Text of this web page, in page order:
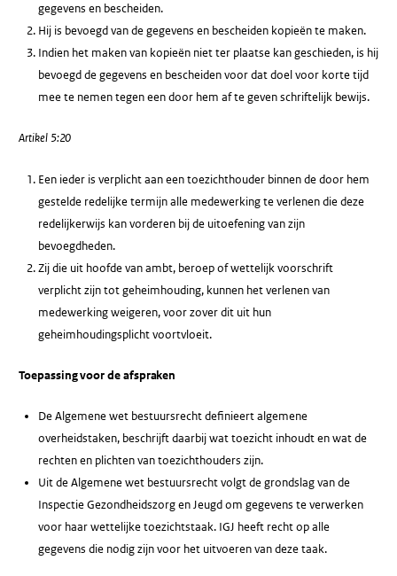
gegevens en bescheiden.
Hij is bevoegd van de gegevens en bescheiden kopieën te maken.
Indien het maken van kopieën niet ter plaatse kan geschieden, is hij
bevoegd de gegevens en bescheiden voor dat doel voor korte tijd
mee te nemen tegen een door hem af te geven schriftelijk bewijs.
Artikel 5:20
Een ieder is verplicht aan een toezichthouder binnen de door hem
gestelde redelijke termijn alle medewerking te verlenen die deze
redelijkerwijs kan vorderen bij de uitoefening van zijn
bevoegdheden.
Zij die uit hoofde van ambt, beroep of wettelijk voorschrift
verplicht zijn tot geheimhouding, kunnen het verlenen van
medewerking weigeren, voor zover dit uit hun
geheimhoudingsplicht voortvloeit.
Toepassing voor de afspraken
De Algemene wet bestuursrecht definieert algemene
overheidstaken, beschrijft daarbij wat toezicht inhoudt en wat de
rechten en plichten van toezichthouders zijn.
Uit de Algemene wet bestuursrecht volgt de grondslag van de
Inspectie Gezondheidszorg en Jeugd om gegevens te verwerken
voor haar wettelijke toezichtstaak. IGJ heeft recht op alle
gegevens die nodig zijn voor het uitvoeren van deze taak.